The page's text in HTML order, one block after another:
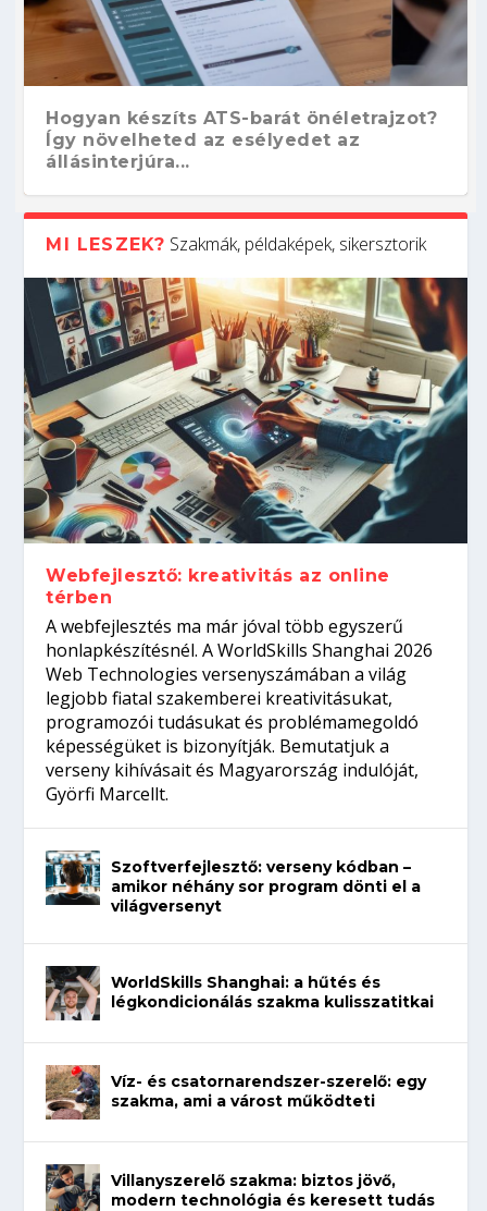
Hogyan készíts ATS-barát önéletrajzot?
Így növelheted az esélyedet az
állásinterjúra...
Kitalálod, mire használják ezeket a
gépeket?
Nem sikerült az egyetemi felvételi?
Tanulj szakmát!
Szoftverfejlesztő: verseny kódban –
amikor néhány sor program dönti el a
világversenyt...
Digitális detox – hogyan kapcsolódj ki
telefon nélkül?
MI LESZEK? Szakmák, példaképek, sikersztorik
Webfejlesztő: kreativitás az online
térben
A webfejlesztés ma már jóval több egyszerű
honlapkészítésnél. A WorldSkills Shanghai 2026
Web Technologies versenyszámában a világ
legjobb fiatal szakemberei kreativitásukat,
programozói tudásukat és problémamegoldó
képességüket is bizonyítják. Bemutatjuk a
verseny kihívásait és Magyarország indulóját,
Györfi Marcellt.
Szoftverfejlesztő: verseny kódban –
amikor néhány sor program dönti el a
világversenyt
WorldSkills Shanghai: a hűtés és
légkondicionálás szakma kulisszatitkai
Víz- és csatornarendszer-szerelő: egy
szakma, ami a várost működteti
Villanyszerelő szakma: biztos jövő,
modern technológia és keresett tudás